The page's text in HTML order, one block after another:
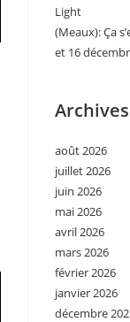
Light
(Meaux): Ça
et 16
Archives
août 2026
juillet 2026
juin 2026
mai 2026
avril 2026
mars 2026
février 2026
janvier 2026
décembre